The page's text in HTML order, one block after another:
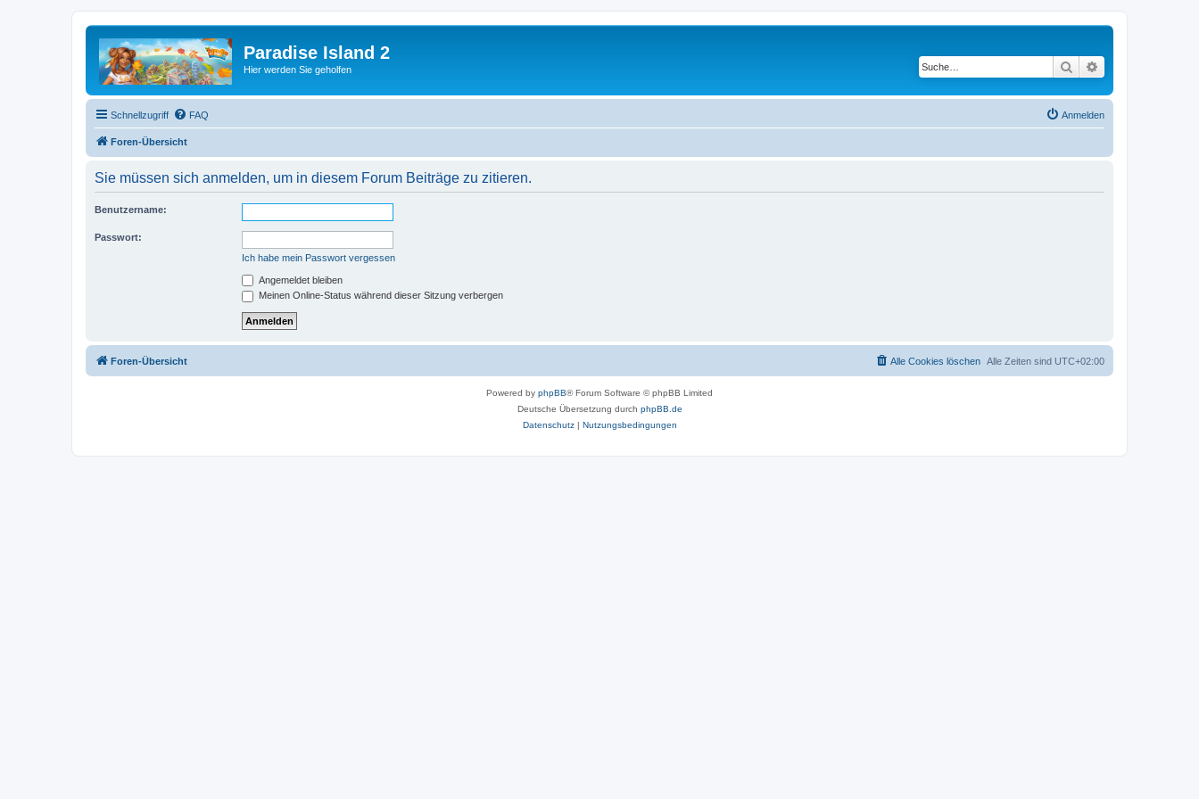
Paradise Island 2
Hier werden Sie geholfen Suche
Schnellzugriff FAQ Anmelden
Foren-Übersicht
Sie müssen sich anmelden, um in diesem Forum Beiträge zu zitieren.
Benutzername:
Passwort:
Ich habe mein Passwort vergessen
Angemeldet bleiben
Meinen Online-Status während dieser Sitzung verbergen
Foren-Übersicht Alle Zeiten sind UTC+02:00
Alle Cookies löschen
Powered by phpBB® Forum Software © phpBB Limited
Deutsche Übersetzung durch phpBB.de
Datenschutz| Nutzungsbedingungen